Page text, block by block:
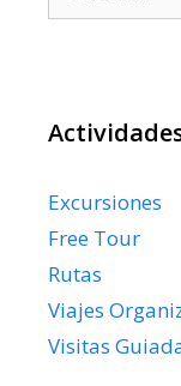
Excursiones
Free Tour
Rutas
Viajes
Visitas